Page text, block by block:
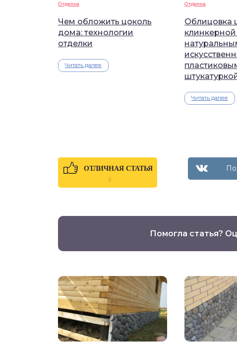
Отделка
Чем обложить цоколь
дома: технологии
отделки
Читать далее
Отделка
Облицовка
клинкерной
Читать далее
ОТЛИЧНАЯ СТАТЬЯ
0
Помогла статья?